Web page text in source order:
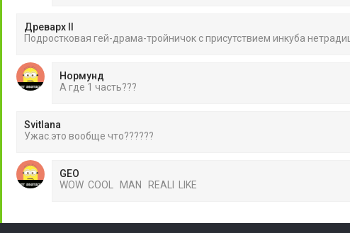
Древарх II
Подростковая гей-драма-тройничок с присутствием инкуба
Нормунд
А где 1 часть???
Svitlana
Ужас.это вообще что??????
GEO
WOW COOL MAN REALI LIKE